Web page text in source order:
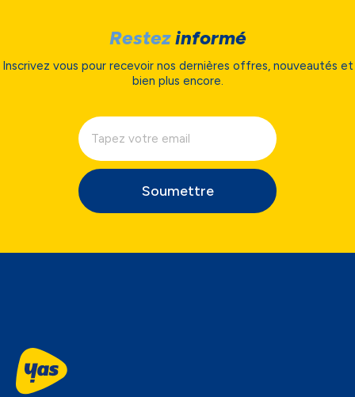
Restezinformé
Inscrivez vous pour recevoir nos dernières offres, nouveautés et
bien plus encore.
Soumettre